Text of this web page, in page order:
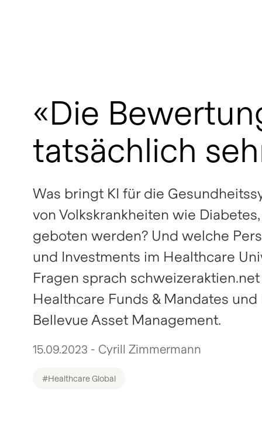
«Die
tatsächlich
Was bringt KI für die
von Volkskrankheiten wie
geboten werden? Und welche
und Investments im Healthcare
Fragen sprach
Healthcare Funds & Mandates
Bellevue Asset Management.
15.09.2023 - Cyrill Zimmermann
#Healthcare Global